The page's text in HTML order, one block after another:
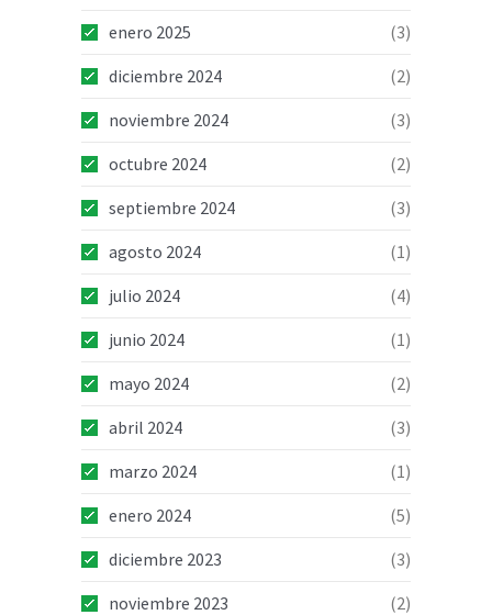
enero 2025
(3)
diciembre 2024
(2)
noviembre 2024
(3)
octubre 2024
(2)
septiembre 2024
(3)
agosto 2024
(1)
julio 2024
(4)
junio 2024
(1)
mayo 2024
(2)
abril 2024
(3)
marzo 2024
(1)
enero 2024
(5)
diciembre 2023
(3)
noviembre 2023
(2)